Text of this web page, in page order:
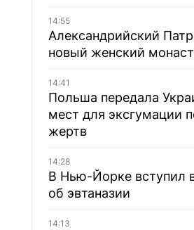
14:55
Александрийский
новый женский
14:41
Польша передала
мест для эксгумации
жертв
14:28
В Нью-Йорке вступил
об эвтаназии
14:13